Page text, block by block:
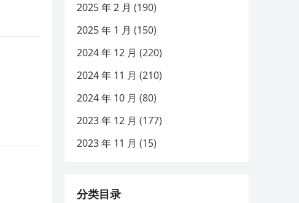
2025 年 2 月 (190)
2025 年 1 月 (150)
2024 年 12 月 (220)
2024 年 11 月 (210)
2024 年 10 月 (80)
2023 年 12 月 (177)
2023 年 11 月 (15)
分类目录